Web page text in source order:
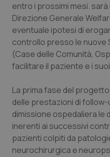
Quotidiano
Quotidiano
Rene & patologie
Salute orale &
Sangue &
Tiroide
entro i prossimi mesi.
Direzione Generale
eventuale ipotesi di
controllo presso le nuove
(Case delle Comunità,
facilitare il paziente e i
La prima fase del
delle prestazioni di
dimissione ospedaliera le
inerenti ai successivi
pazienti colpiti da
neurochirurgica e